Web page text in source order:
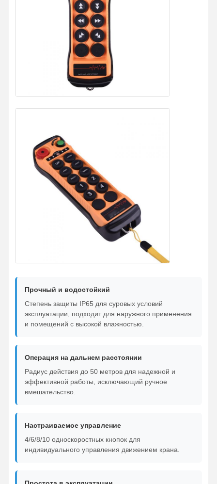
Продукция
Контроль
Качества
Все Случаи Побеседуйте
Теперь
Колеса кранов
Барабанчик веревочки провода
Блок шкива крана
Самосхваты
Кран
Перегонка двигателя и тормоза
Транспортное оборудование
Подъемные устройства
Прочный и водостойкий
Степень защиты IP65 для суровых условий
эксплуатации, подходит для наружного применения
и помещений с высокой влажностью.
Операция на дальнем расстоянии
Радиус действия до 50 метров для надежной и
эффективной работы, исключающий ручное
вмешательство.
Настраиваемое управление
4/6/8/10 односкоростных кнопок для
индивидуального управления движением крана.